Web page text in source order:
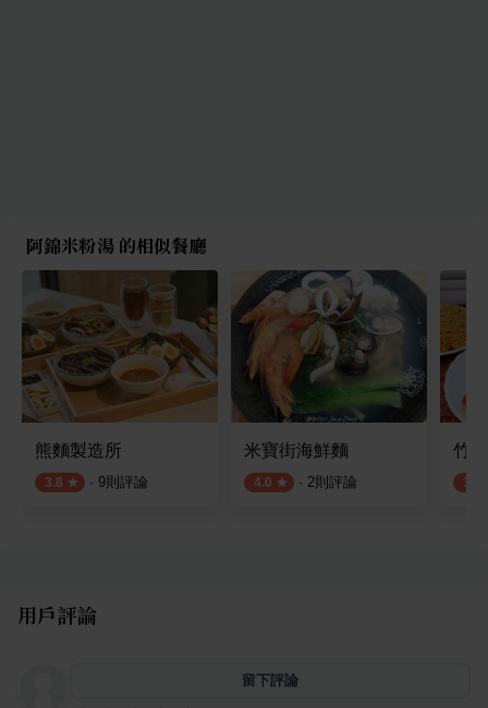
阿錦米粉湯 的相似餐廳
熊麵製造所
3.8 · 9則評論
米寶街海鮮麵
4.0 · 2則評論
竹
3.5
用戶評論
留下評論